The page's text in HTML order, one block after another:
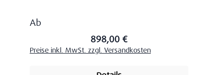
Regulärer Preis:
Ab
898,00 €
Preise inkl. MwSt. zzgl. Versandkosten